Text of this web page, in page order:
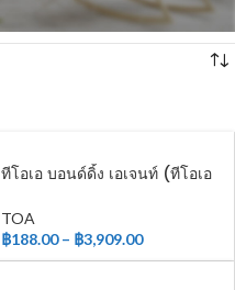
ทีโอเอ บอนด์ดิ้ง เอเจนท์ (ทีโอเอ
TOA
฿188.00 – ฿3,909.00